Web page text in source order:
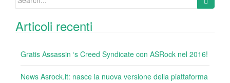
k
Articoli recenti
Gratis Assassin ‘s Creed Syndicate con ASRock nel 2016!
News Asrock.it: nasce la nuova versione della piattaforma